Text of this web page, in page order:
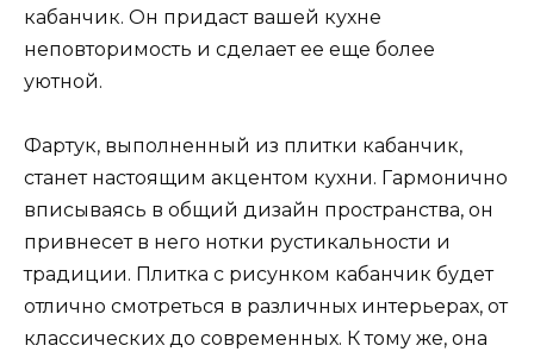
кабанчик. Он придаст вашей кухне
неповторимость и сделает ее еще более
уютной.
Фартук, выполненный из плитки кабанчик,
станет настоящим акцентом кухни. Гармонично
вписываясь в общий дизайн пространства, он
привнесет в него нотки рустикальности и
традиции. Плитка с рисунком кабанчик будет
отлично смотреться в различных интерьерах, от
классических до современных. К тому же, она